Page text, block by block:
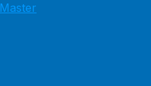
Master